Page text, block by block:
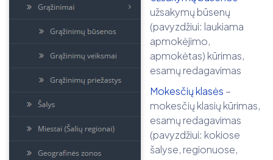
užsakymų būsenų
(pavyzdžiui: laukiama
apmokėjimo,
apmokėtas) kūrimas,
esamų redagavimas
Mokesčių klasės –
mokesčių klasių kūrimas,
esamų redagavimas
(pavyzdžiui: kokiose
šalyse, regionuose,